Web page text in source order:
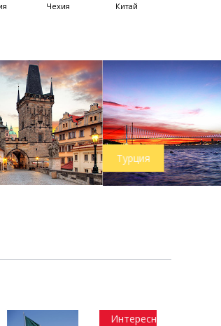
Чехия Китай
Турция
Интересные статьи